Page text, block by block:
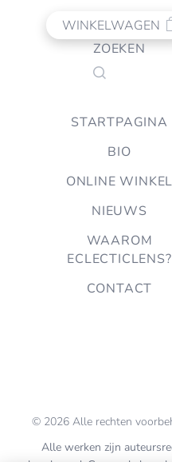
WINKELWAGEN
ZOEKEN
STARTPAGINA
BIO
ONLINE WINKEL
NIEUWS
WAAROM
ECLECTICLENS?
CONTACT
© 2026 Alle rechten
Alle werken zijn